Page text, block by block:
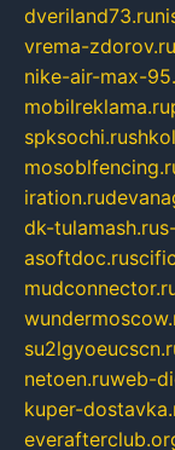
dveriland73.ru
vrema-zdorov.ru
nike-air-max-
mobilreklama.ru
spksochi.ru
iration.ru
dk-tulamash.ru
asoftdoc.ru
netoen.ruweb-
kuper-